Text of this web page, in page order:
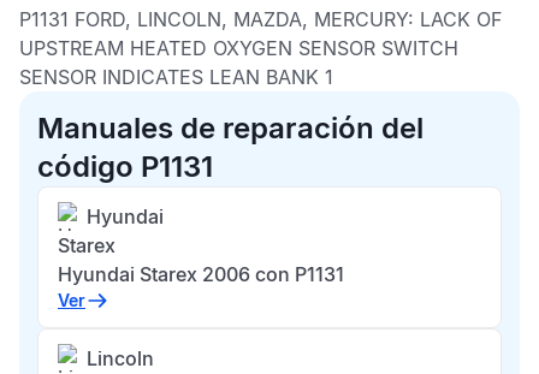
P1131 FORD, LINCOLN, MAZDA, MERCURY: LACK OF
UPSTREAM HEATED OXYGEN SENSOR SWITCH
SENSOR INDICATES LEAN BANK 1
Manuales de reparación del
código P1131
Hyundai
Starex
Hyundai Starex 2006 con P1131
Ver
Lincoln